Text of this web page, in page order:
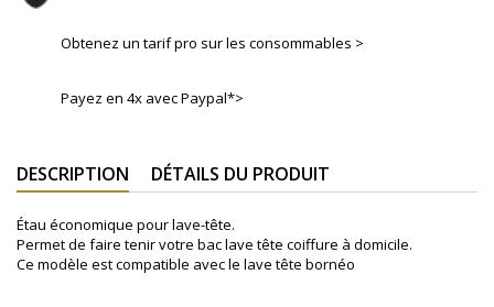
Obtenez un tarif pro sur les consommables >
Payez en 4x avec Paypal*>
DESCRIPTION DÉTAILS DU PRODUIT
Étau économique pour lave-tête.
Permet de faire tenir votre bac lave tête coiffure à domicile.
Ce modèle est compatible avec le lave tête bornéo